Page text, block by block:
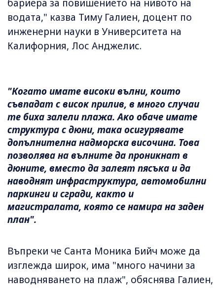
бариера за повишението на нивото на
водата," казва Тиму Галиен, доцент по
инженерни науки в Университета на
Калифорния, Лос Анджелис.
"Когато имате високи вълни, които
съвпадат с висок прилив, в много случаи
те биха залели плажа. Ако обаче имате
структура с дюни, така осигурявате
допълнителна надморска височина. Това
позволява на вълните да проникнат в
дюните, вместо да залеят пясъка и да
наводнят инфраструктура, автомобилни
паркинги и сгради, както и
магистралата, която се намира на заден
план".
Въпреки че Санта Моника Бийч може да
изглежда широк, има "много начини за
наводняването на плаж", обяснява Галиен,